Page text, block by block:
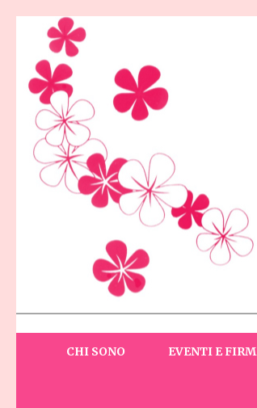
content
(Press
Enter)
CHI SONO EVENTI E